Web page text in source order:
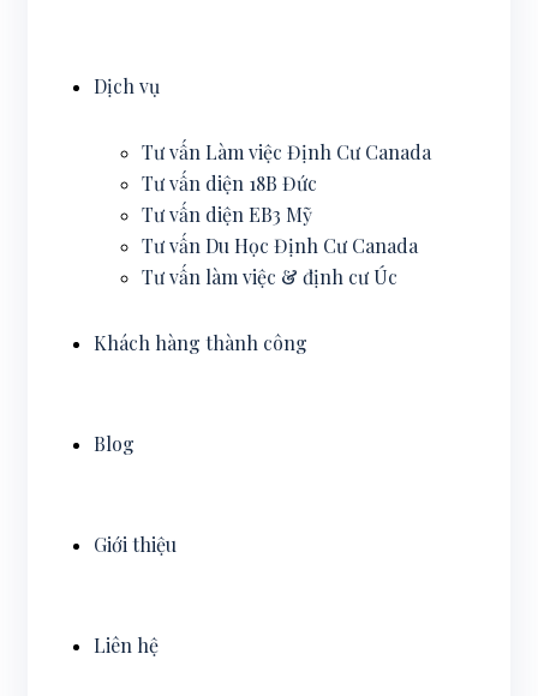
Dịch vụ
Tư vấn Làm việc Định Cư Canada
Tư vấn diện 18B Đức
Tư vấn diện EB3 Mỹ
Tư vấn Du Học Định Cư Canada
Tư vấn làm việc & định cư Úc
Khách hàng thành công
Blog
Giới thiệu
Liên hệ